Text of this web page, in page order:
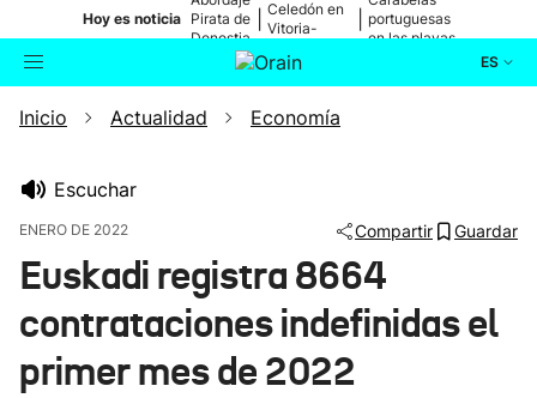
Hoy es noticia Pirata de
Donostia
Celedón en
Vitoria-
portuguesas
en las playas
ES
Buscador Actualidad
Ikusmiran
Eguraldia
Inicio Actualidad Economía
Escuchar
ENERO DE 2022 Compartir Guardar
Euskadi registra 8664
contrataciones indefinidas el
primer mes de 2022